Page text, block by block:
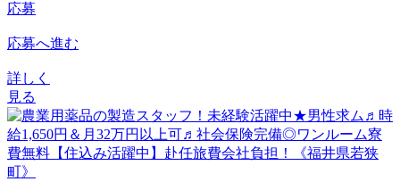
応募
応募へ進む
詳しく
見る